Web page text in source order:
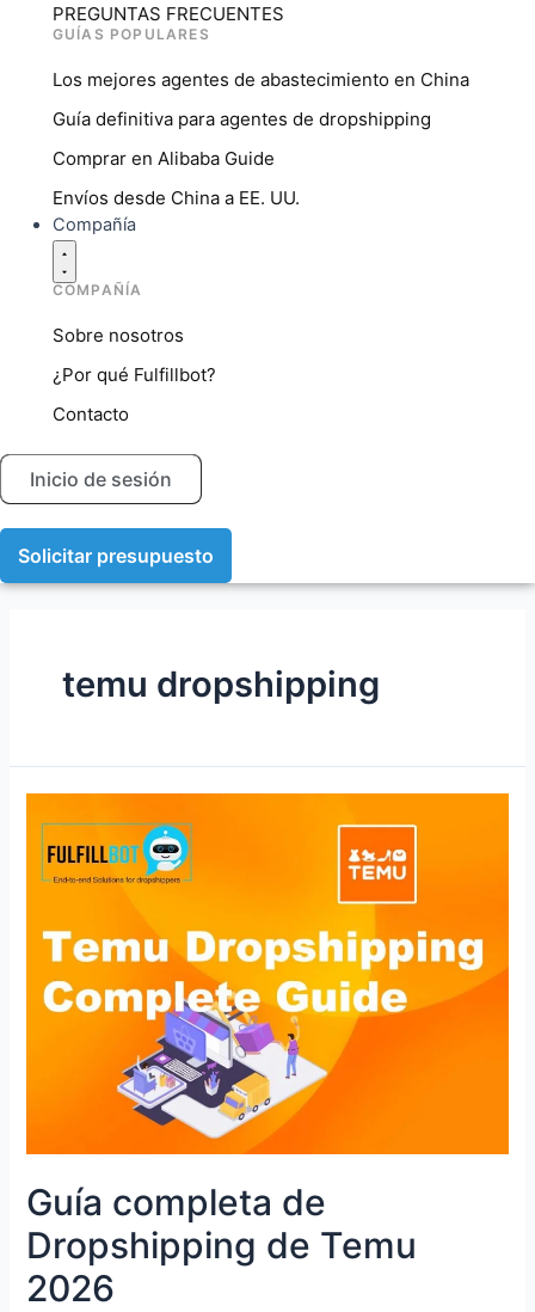
PREGUNTAS FRECUENTES
GUÍAS POPULARES
Los mejores agentes de abastecimiento en China
Guía definitiva para agentes de dropshipping
Comprar en Alibaba Guide
Envíos desde China a EE. UU.
Compañía
COMPAÑÍA
Sobre nosotros
¿Por qué Fulfillbot?
Contacto
Inicio de sesión
Solicitar presupuesto
temu dropshipping
Guía completa de
Dropshipping de Temu
2026
completa
Dropshipping
Temu
2026